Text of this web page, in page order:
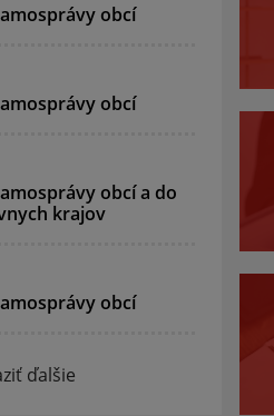
obcí
obcí
obcí a do
krajov
obcí
ďalšie